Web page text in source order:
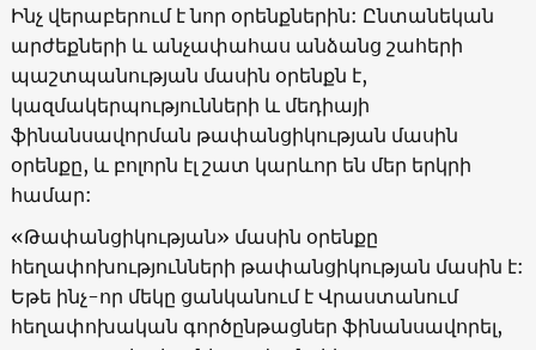
Ինչ վերաբերում է նոր օրենքներին: Ընտանեկան
արժեքների և անչափահաս անձանց շահերի
պաշտպանության մասին օրենքն է,
կազմակերպությունների և մեդիայի
ֆինանսավորման թափանցիկության մասին
օրենքը, և բոլորն էլ շատ կարևոր են մեր երկրի
համար:
«Թափանցիկության» մասին օրենքը
հեղափոխությունների թափանցիկության մասին է:
Եթե ինչ-որ մեկը ցանկանում է Վրաստանում
հեղափոխական գործընթացներ ֆինանսավորել,